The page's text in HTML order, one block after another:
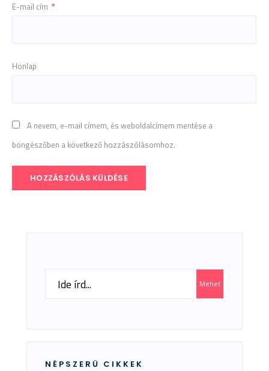
E-mail cím *
Honlap
A nevem, e-mail címem, és weboldalcímem mentése a
böngészőben a következő hozzászólásomhoz.
Search
Mehet
NÉPSZERŰ CIKKEK